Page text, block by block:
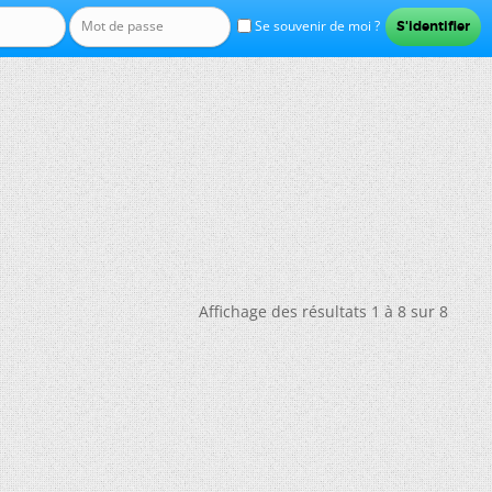
Se souvenir de moi ?
Affichage des résultats 1 à 8 sur 8